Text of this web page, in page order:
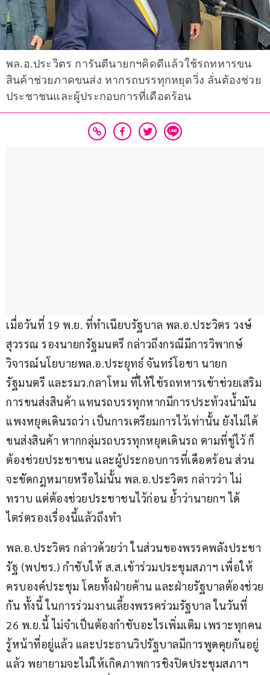
พล.อ.ประวิตร การันตีนายกฯคิดดีแล้วใช้รถทหารขน
สินค้าช่วยภาคขนส่ง หากรถบรรทุกหยุดวิ่ง ลั่นต้องช่วย
ประชาชนและผู้ประกอบการที่เดือดร้อน
เมื่อวันที่ 19 พ.ย. ที่ทำเนียบรัฐบาล พล.อ.ประวิตร วงษ์
สุวรรณ รองนายกรัฐมนตรี กล่าวถึงกรณีมีการวิพากษ์
วิจารณ์นโยบายพล.อ.ประยุทธ์ จันทร์โอชา นายก
รัฐมนตรี และรมว.กลาโหม ที่ให้ใช้รถทหารเข้าช่วยเสริม
การขนส่งสินค้า แทนรถบรรทุกหากมีการประท้วงน้ำมัน
แพงหยุดเดินรถว่า เป็นการเตรียมการไว้เท่านั้น ยังไม่ได้
ขนส่งสินค้า หากกลุ่มรถบรรทุกหยุดเดินรถ ตามที่ขู่ไว้ ก็
ต้องช่วยประชาชน และผู้ประกอบการที่เดือดร้อน ส่วน
จะขัดกฎหมายหรือไม่นั้น พล.อ.ประวิตร กล่าวว่า ไม่
ทราบ แต่ต้องช่วยประชาชนไว้ก่อน ย้ำว่านายกฯ ได้
ไตร่ตรองเรื่องนี้แล้วถึงทำ
พล.อ.ประวิตร กล่าวด้วยว่า ในส่วนของพรรคพลังประชา
รัฐ (พปชร.) กำชับให้ ส.ส.เข้าร่วมประชุมสภาฯ เพื่อให้
ครบองค์ประชุม โดยทั้งฝ่ายค้าน และฝ่ายรัฐบาลต้องช่วย
กัน ทั้งนี้ ในการร่วมงานเลี้ยงพรรคร่วมรัฐบาล ในวันที่
26 พ.ย.นี้ ไม่จำเป็นต้องกำชับอะไรเพิ่มเติม เพราะทุกคน
รู้หน้าที่อยู่แล้ว และประธานวิปรัฐบาลมีการพูดคุยกันอยู่
แล้ว พยายามจะไม่ให้เกิดภาพการชิงปิดประชุมสภาฯ